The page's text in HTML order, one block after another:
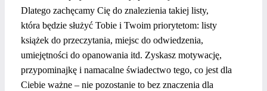
Dlatego zachęcamy Cię do znalezienia takiej listy,
która będzie służyć Tobie i Twoim priorytetom: listy
książek do przeczytania, miejsc do odwiedzenia,
umiejętności do opanowania itd. Zyskasz motywację,
przypominajkę i namacalne świadectwo tego, co jest dla
Ciebie ważne – nie pozostanie to bez znaczenia dla